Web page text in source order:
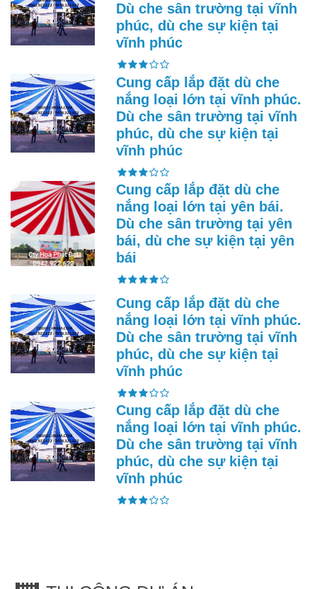
Dù che sân trường tại vĩnh
phúc, dù che sự kiện tại
vĩnh phúc
Cung cấp lắp đặt dù che
nắng loại lớn tại vĩnh phúc.
Dù che sân trường tại vĩnh
phúc, dù che sự kiện tại
vĩnh phúc
Cung cấp lắp đặt dù che
nắng loại lớn tại yên bái.
Dù che sân trường tại yên
bái, dù che sự kiện tại yên
bái
Cung cấp lắp đặt dù che
nắng loại lớn tại vĩnh phúc.
Dù che sân trường tại vĩnh
phúc, dù che sự kiện tại
vĩnh phúc
Cung cấp lắp đặt dù che
nắng loại lớn tại vĩnh phúc.
Dù che sân trường tại vĩnh
phúc, dù che sự kiện tại
vĩnh phúc